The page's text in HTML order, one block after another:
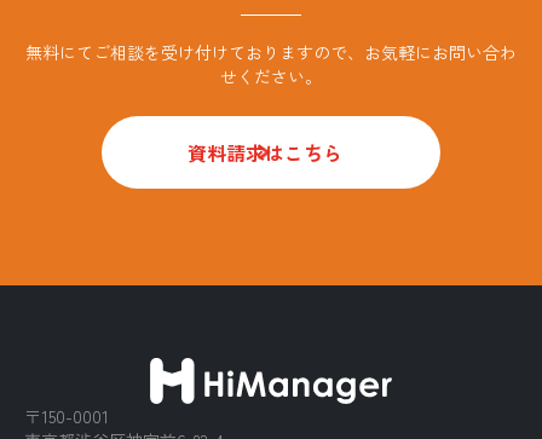
無料にてご相談を受け付けておりますので、お気軽にお問い合わ
せください。
資料請求はこちら
〒150-0001